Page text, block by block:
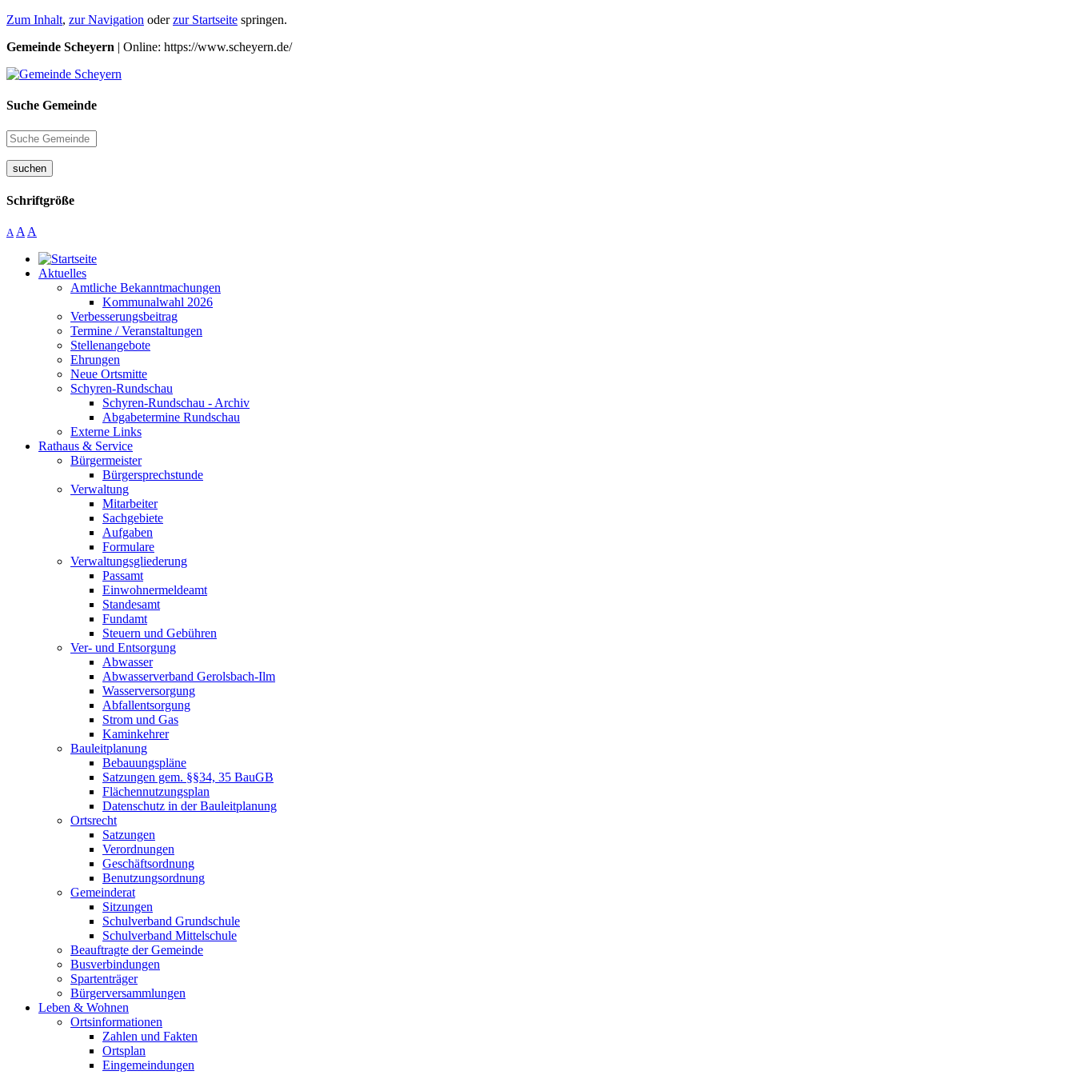
Zum Inhalt, zur Navigation oderzur Startseite springen.
Gemeinde Scheyern | Online: https://www.scheyern.de/
Suche Gemeinde
suchen
Schriftgröße
A A A
Aktuelles
Amtliche Bekanntmachungen
Kommunalwahl 2026
Verbesserungsbeitrag
Termine / Veranstaltungen
Stellenangebote
Ehrungen
Neue Ortsmitte
Schyren-Rundschau
Schyren-Rundschau - Archiv
Abgabetermine Rundschau
Externe Links
Rathaus & Service
Bürgermeister
Bürgersprechstunde
Verwaltung
Mitarbeiter
Sachgebiete
Aufgaben
Formulare
Verwaltungsgliederung
Passamt
Einwohnermeldeamt
Standesamt
Fundamt
Steuern und Gebühren
Ver- und Entsorgung
Abwasser
Abwasserverband Gerolsbach-Ilm
Wasserversorgung
Abfallentsorgung
Strom und Gas
Kaminkehrer
Bauleitplanung
Bebauungspläne
Satzungen gem. §§34, 35 BauGB
Flächennutzungsplan
Datenschutz in der Bauleitplanung
Ortsrecht
Satzungen
Verordnungen
Geschäftsordnung
Benutzungsordnung
Gemeinderat
Sitzungen
Schulverband Grundschule
Schulverband Mittelschule
Beauftragte der Gemeinde
Busverbindungen
Spartenträger
Bürgerversammlungen
Leben & Wohnen
Ortsinformationen
Zahlen und Fakten
Ortsplan
Eingemeindungen